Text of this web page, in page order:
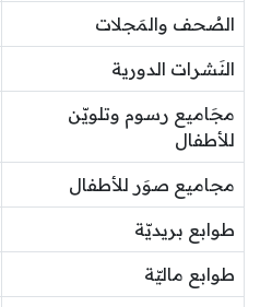
الصُحف والمَجلات
النَشرات الدورية
مجَاميع رسوم وتلويّن
للأطفال
مجاميع صوَر للأطفال
طوابع بريديّة
طوابع ماليّة